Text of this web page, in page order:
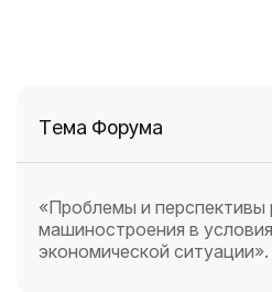
Тема Форума
«Проблемы и перспективы
машиностроения в
экономической ситуации».